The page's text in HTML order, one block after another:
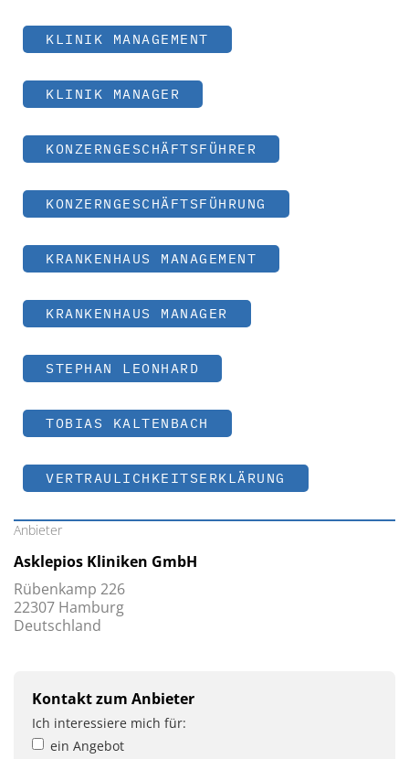
KLINIK MANAGEMENT
KLINIK MANAGER
KONZERNGESCHÄFTSFÜHRER
KONZERNGESCHÄFTSFÜHRUNG
KRANKENHAUS MANAGEMENT
KRANKENHAUS MANAGER
STEPHAN LEONHARD
TOBIAS KALTENBACH
VERTRAULICHKEITSERKLÄRUNG
Anbieter
Asklepios Kliniken GmbH
Rübenkamp 226
22307 Hamburg
Deutschland
Kontakt zum Anbieter
Ich interessiere mich für:
ein Angebot